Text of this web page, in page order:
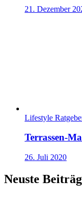
21. Dezember
Lifestyle
Terrassen-
26. Juli 2020
Neuste